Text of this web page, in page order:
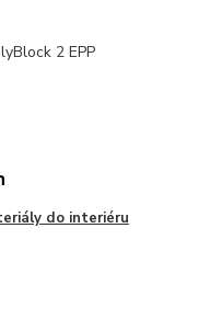
2 EPP
do interiéru